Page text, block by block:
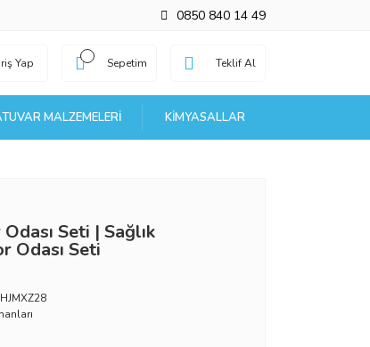
0850 840 14 49
Yap Sepetim Teklif Al
MALZEMELERI KIMYASALLAR
Seti | Sağlık
Odası Seti